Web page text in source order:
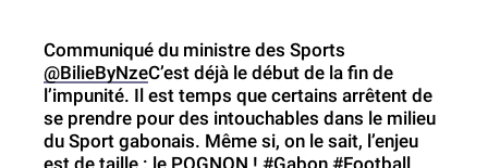
Communiqué du ministre des Sports
@BilieByNzeC’est déjà le début de la fin de
l’impunité. Il est temps que certains arrêtent de
se prendre pour des intouchables dans le milieu
du Sport gabonais. Même si, on le sait, l’enjeu